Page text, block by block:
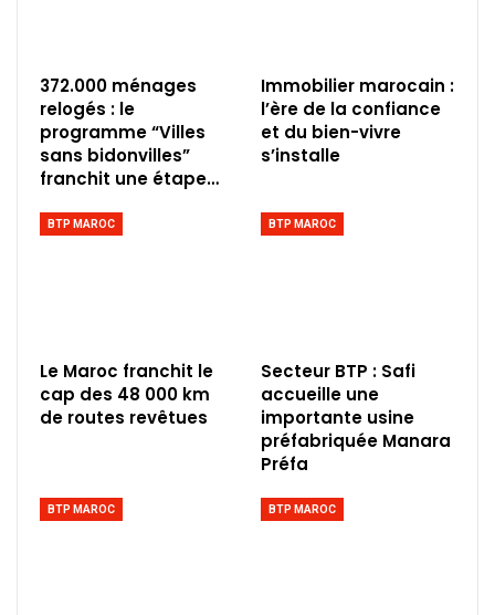
372.000 ménages
relogés : le
programme “Villes
sans bidonvilles”
franchit une étape…
Immobilier marocain :
l’ère de la confiance
et du bien-vivre
s’installe
BTP MAROC
Le Maroc franchit le
cap des 48 000 km
de routes revêtues
BTP MAROC
Secteur BTP : Safi
accueille une
importante usine
préfabriquée Manara
Préfa
BTP MAROC BTP MAROC